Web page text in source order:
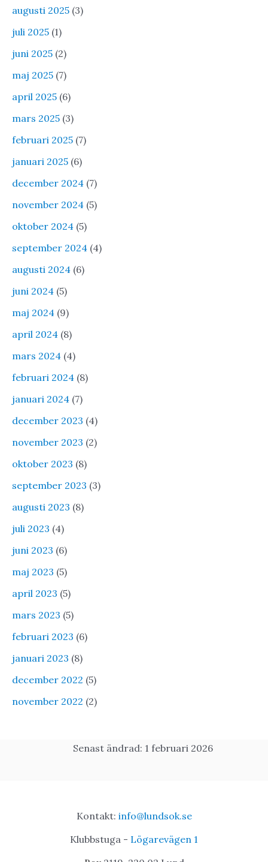
augusti 2025 (3)
juli 2025 (1)
juni 2025 (2)
maj 2025 (7)
april 2025 (6)
mars 2025 (3)
februari 2025 (7)
januari 2025 (6)
december 2024 (7)
november 2024 (5)
oktober 2024 (5)
september 2024 (4)
augusti 2024 (6)
juni 2024 (5)
maj 2024 (9)
april 2024 (8)
mars 2024 (4)
februari 2024 (8)
januari 2024 (7)
december 2023 (4)
november 2023 (2)
oktober 2023 (8)
september 2023 (3)
augusti 2023 (8)
juli 2023 (4)
juni 2023 (6)
maj 2023 (5)
april 2023 (5)
mars 2023 (5)
februari 2023 (6)
januari 2023 (8)
december 2022 (5)
november 2022 (2)
Senast ändrad: 1 februari 2026
Kontakt: info@lundsok.se
Klubbstuga - Lögarevägen 1